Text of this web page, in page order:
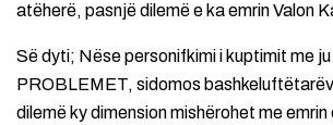
atëherë, pasnjë dilemë e ka emrin Valon
Së dyti; Nëse personifkimi i kuptimit me
PROBLEMET, sidomos
dilemë ky dimension mishërohet me emrin